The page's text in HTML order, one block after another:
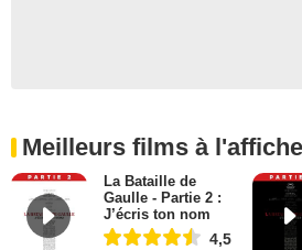
Meilleurs films à l'affiche
La Bataille de
Gaulle - Partie 2 :
J’écris ton nom
4,5